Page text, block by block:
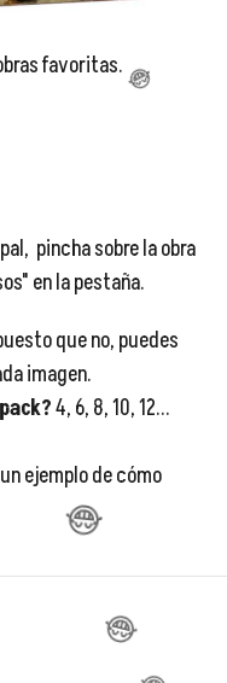
favoritas.
pincha sobre la obra
en la pestaña.
que no, puedes
imagen.
4, 6, 8, 10, 12...
ejemplo de cómo
😂